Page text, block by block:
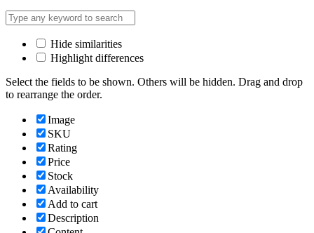
Hide similarities
Highlight differences
Select the fields to be shown. Others will be hidden. Drag and drop
to rearrange the order.
Image
SKU
Rating
Price
Stock
Availability
Add to cart
Description